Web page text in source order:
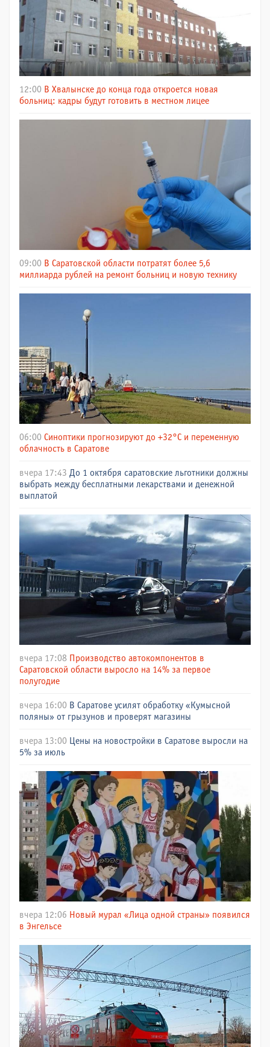
12:00 В Хвалынске до конца года откроется новая
больниц: кадры будут готовить в местном лицее
09:00 В Саратовской области потратят более 5,6
миллиарда рублей на ремонт больниц и новую технику
06:00 Синоптики прогнозируют до +32°C и переменную
облачность в Саратове
вчера 17:43 До 1 октября саратовские льготники должны
выбрать между бесплатными лекарствами и денежной
выплатой
вчера 17:08 Производство автокомпонентов в
Саратовской области выросло на 14% за первое
полугодие
вчера 16:00 В Саратове усилят обработку «Кумысной
поляны» от грызунов и проверят магазины
вчера 13:00 Цены на новостройки в Саратове выросли на
5% за июль
вчера 12:06 Новый мурал «Лица одной страны» появился
в Энгельсе